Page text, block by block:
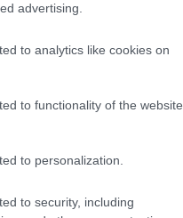
advertising.
to analytics like cookies on
to functionality of the website
to personalization.
to security, including